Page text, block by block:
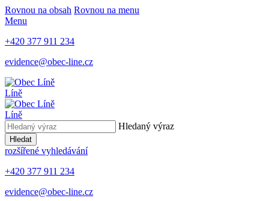
Rovnou na obsah Rovnou na menu
Menu
+420 377 911 234
evidence@obec-line.cz
Líně
Líně
Hledaný výraz
Hledat
rozšířené vyhledávání
+420 377 911 234
evidence@obec-line.cz